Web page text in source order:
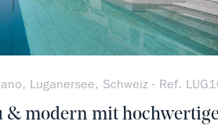
Luganersee, Schweiz - Ref.
& modern mit